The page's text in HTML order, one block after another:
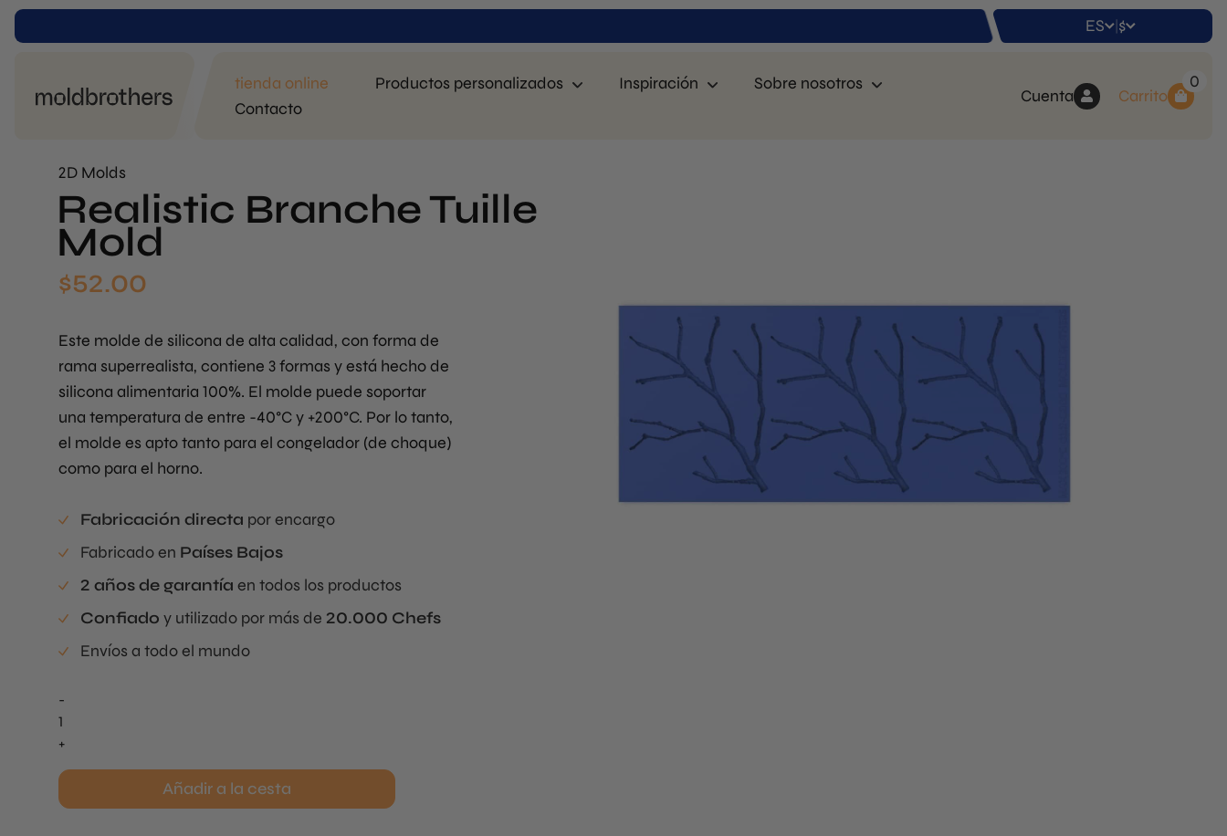
ES | $
tienda online Productos personalizados Inspiración
Sobre nosotros
Contacto
Cuenta
0
Carrito
2D Molds
Realistic Branche Tuille
Mold
$52.00
Este molde de silicona de alta calidad, con forma de
rama superrealista, contiene 3 formas y está hecho de
silicona alimentaria 100%. El molde puede soportar
una temperatura de entre -40°C y +200°C. Por lo tanto,
el molde es apto tanto para el congelador (de choque)
como para el horno.
Fabricación directa por encargo
Fabricado en Países Bajos
2 años de garantía en todos los productos
Confiado y utilizado por más de 20.000 Chefs
Envíos a todo el mundo
-
Realistic
Branche
cantidad
+
Añadir a la cesta